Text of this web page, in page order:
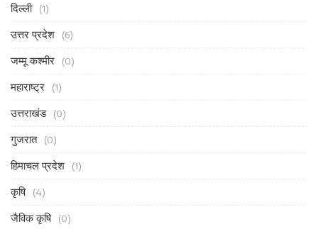
दिल्ली (1)
उत्तर प्रदेश (6)
जम्मू कश्मीर (0)
महाराष्ट्र (1)
उत्तराखंड (0)
गुजरात (0)
हिमाचल प्रदेश (1)
कृषि (4)
जैविक कृषि (0)